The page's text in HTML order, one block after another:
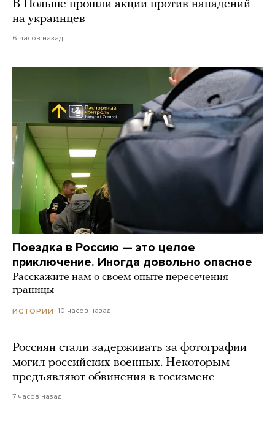
В Польше прошли акции против нападений
на украинцев
6 часов назад
Поездка в Россию — это целое
приключение. Иногда довольно опасное
Расскажите нам о своем опыте пересечения
границы
ИСТОРИИ 10 часов назад
Россиян стали задерживать за фотографии
могил российских военных. Некоторым
предъявляют обвинения в госизмене
7 часов назад